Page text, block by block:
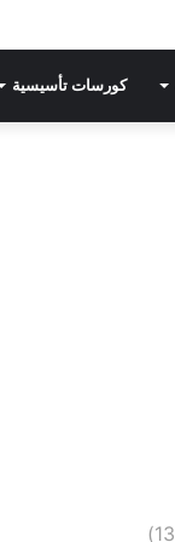
كورسات تأسيسية